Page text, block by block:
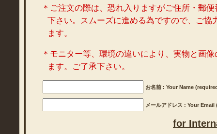
＊ご注文の際は、恐れ入りますがご住所・郵
下さい。スムーズに進める為ですので、ご協
ます。
＊モニター等、環境の違いにより、実物と画
ます。ご了承下さい。
お名前 : Your Name
メールアドレス : Your
for